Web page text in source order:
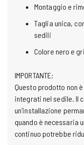
Montaggio e
Taglia unica,
sedili
Colore nero e
IMPORTANTE:
Questo prodotto non
integrati nel sedile. Il
un’installazione
quando è necessaria
continuo potrebbe